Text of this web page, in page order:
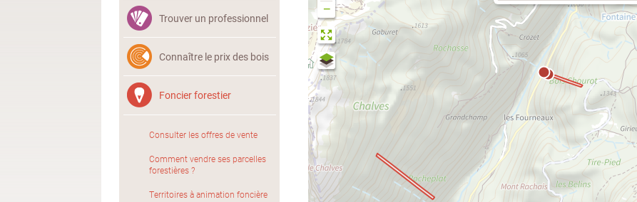
Trouver un professionnel
Connaître le prix des bois
Foncier forestier
Consulter les offres de vente
Comment vendre ses parcelles
forestières ?
Territoires à animation foncière
−